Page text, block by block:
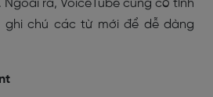
ra, VoiceTube cũng có tính
ghi chú các từ mới để dễ dàng